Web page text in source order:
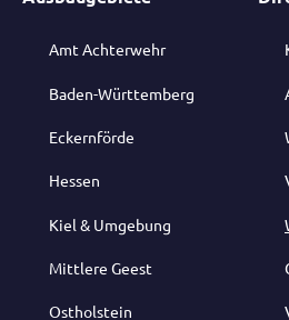
Amt Achterwehr
Baden-Württemberg
Eckernförde
Hessen
Kiel & Umgebung
Mittlere Geest
Ostholstein